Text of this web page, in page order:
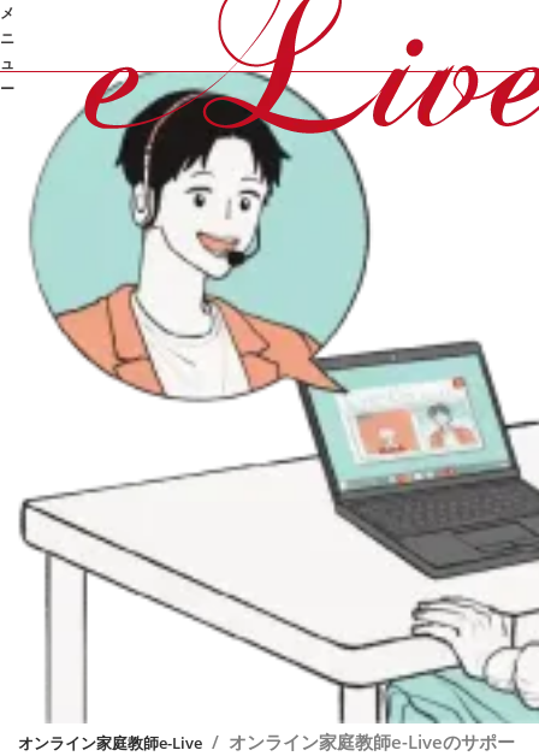
メ
ニ
ュ
ー
SUPPORT サポート について
オンライン家庭教師e-Live / オンライン家庭教師e-Liveのサポー